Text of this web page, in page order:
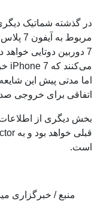
در گذشته شماتیک
مربوط
7 دوربین دوتایی
اما مدتی پیش این
اتفاقی برای خروجی
است.
منبع / خبرگزاری